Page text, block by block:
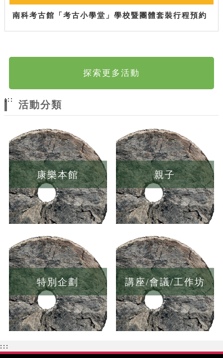
南科考古館「考古小學堂」學校暨團體套裝行程預約
探索更多活動
:::
活動分類
康樂本館 親子
特別企劃 講座/會議/工作坊
:::